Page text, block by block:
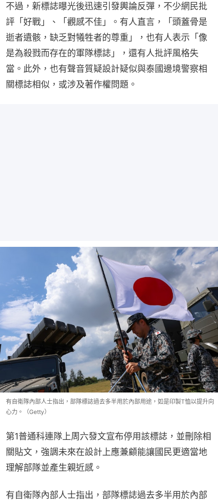
不過，新標誌曝光後迅速引發輿論反彈，不少網民批
評「好戰」、「觀感不佳」。有人直言，「頭蓋骨是
逝者遺骸，缺乏對犧牲者的尊重」，也有人表示「像
是為殺戮而存在的軍隊標誌」，還有人批評風格失
當。此外，也有聲音質疑設計疑似與泰國邊境警察相
關標誌相似，或涉及著作權問題。
有自衛隊內部人士指出，部隊標誌過去多半用於內部用途，如是印製T恤以提升向
心力。（Getty）
第1普通科連隊上周六發文宣布停用該標誌，並刪除相
關貼文，強調未來在設計上應兼顧能讓國民更適當地
理解部隊並產生親近感。
有自衛隊內部人士指出，部隊標誌過去多半用於內部